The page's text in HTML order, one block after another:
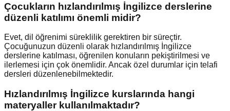
Çocukların hızlandırılmış İngilizce derslerine
düzenli katılımı önemli midir?
Evet, dil öğrenimi süreklilik gerektiren bir süreçtir.
Çocuğunuzun düzenli olarak hızlandırılmış İngilizce
derslerine katılması, öğrenilen konuların pekiştirilmesi ve
ilerlemesi için çok önemlidir. Ancak özel durumlar için telafi
dersleri düzenlenebilmektedir.
Hızlandırılmış İngilizce kurslarında hangi
materyaller kullanılmaktadır?